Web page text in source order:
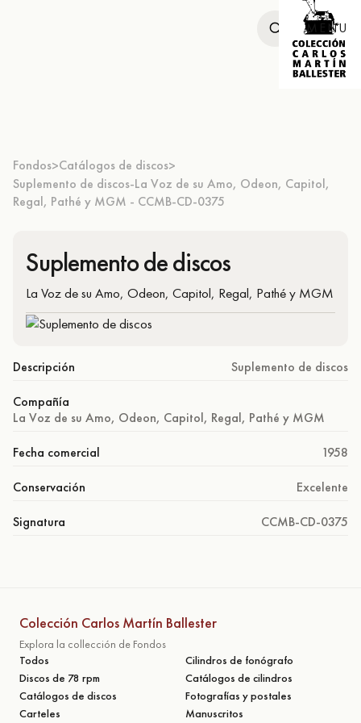
MENU
Fondos>Catálogos de discos>
Suplemento de discos-La Voz de su Amo, Odeon, Capitol,
Regal, Pathé y MGM - CCMB-CD-0375
Suplemento de discos
La Voz de su Amo, Odeon, Capitol, Regal, Pathé y MGM
Descripción Suplemento de discos
Compañía
La Voz de su Amo, Odeon, Capitol, Regal, Pathé y MGM
Fecha comercial 1958
Conservación Excelente
Signatura CCMB-CD-0375
Colección Carlos Martín Ballester
Explora la collección de Fondos
Todos
Cilindros de fonógrafo
Discos de 78 rpm
Catálogos de cilindros
Catálogos de discos
Fotografías y postales
Carteles
Manuscritos